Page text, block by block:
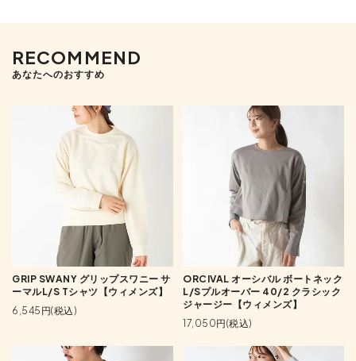
RECOMMEND
あなたへのおすすめ
GRIP SWANY グリップスワニー サ
ーマルL/S Tシャツ【ウィメンズ】
6,545円(税込)
ORCIVAL オーシバル ボートネック
L/Sプルオーバー 40/2 クラシック
ジャージー【ウィメンズ】
17,050円(税込)